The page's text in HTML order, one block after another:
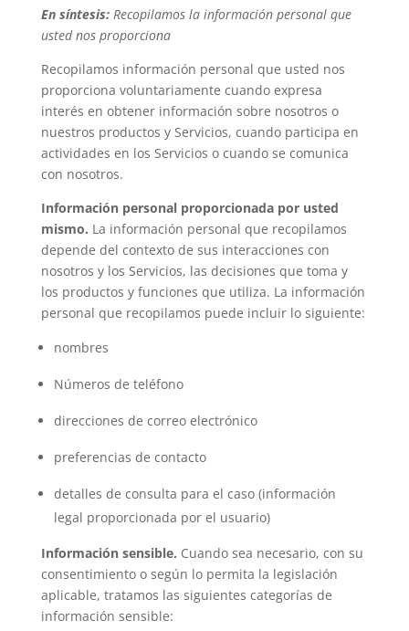
En síntesis: Recopilamos la información personal que
usted nos proporciona
Recopilamos información personal que usted nos
proporciona voluntariamente cuando expresa
interés en obtener información sobre nosotros o
nuestros productos y Servicios, cuando participa en
actividades en los Servicios o cuando se comunica
con nosotros.
Información personal proporcionada por usted
mismo. La información personal que recopilamos
depende del contexto de sus interacciones con
nosotros y los Servicios, las decisiones que toma y
los productos y funciones que utiliza. La información
personal que recopilamos puede incluir lo siguiente:
nombres
Números de teléfono
direcciones de correo electrónico
preferencias de contacto
detalles de consulta para el caso (información
legal proporcionada por el usuario)
Información sensible. Cuando sea necesario, con su
consentimiento o según lo permita la legislación
aplicable, tratamos las siguientes categorías de
información sensible: